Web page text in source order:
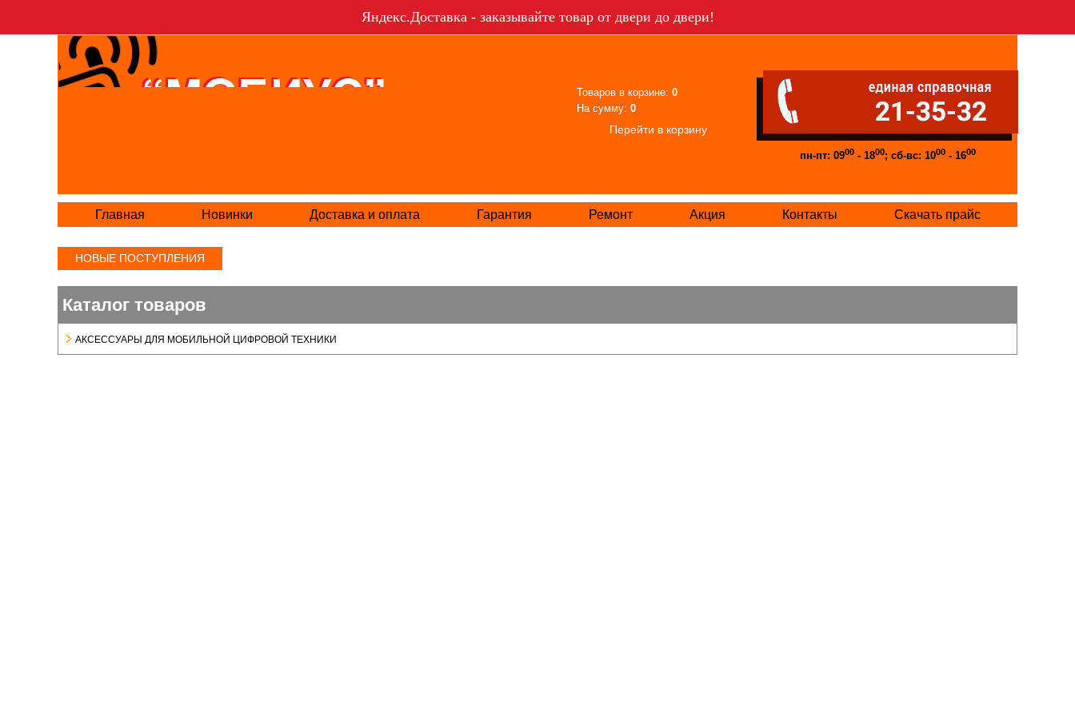
Яндекс.Доставка - заказывайте товар от двери до двери!
Товаров в корзине: 0
На сумму: 0
Перейти в корзину
пн-пт: 0900- 1800; сб-вс: 1000- 1600
Главная Новинки Доставка и оплата Гарантия Ремонт Акция Контакты Скачать прайс
НОВЫЕ ПОСТУПЛЕНИЯ
Каталог товаров
АКСЕСCУАРЫ ДЛЯ МОБИЛЬНОЙ ЦИФРОВОЙ ТЕХНИКИ